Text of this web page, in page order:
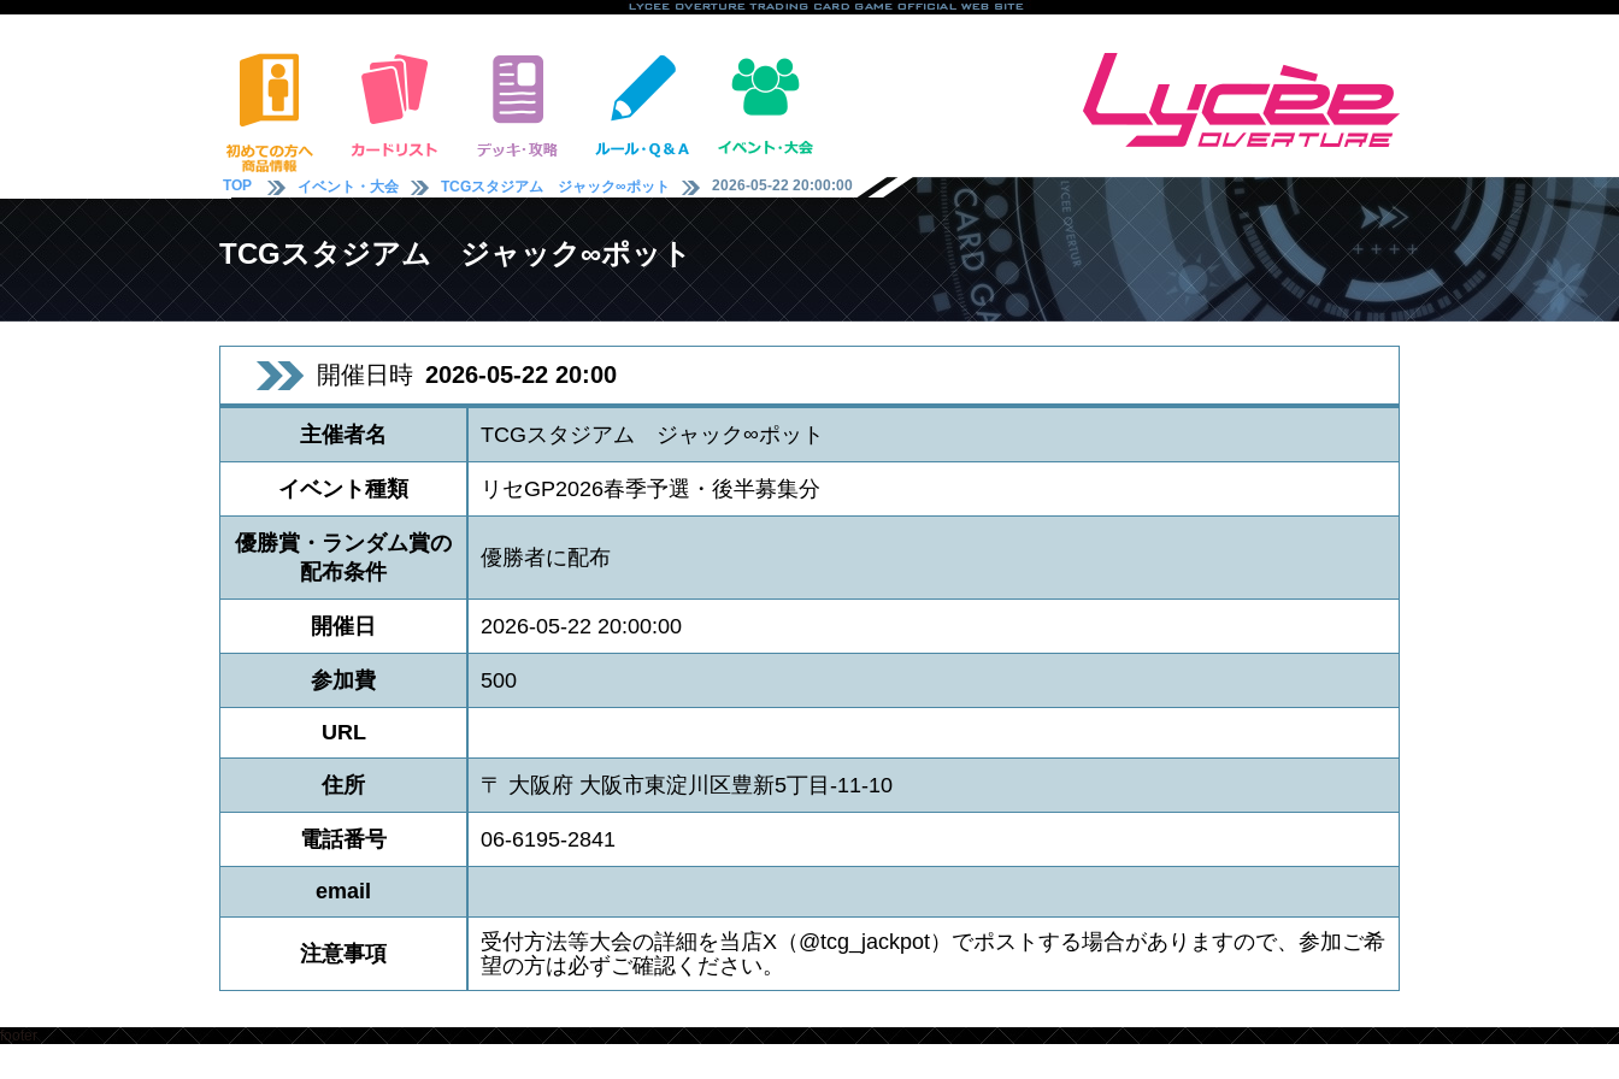
TOP イベント・大会 TCGスタジアム ジャック∞ポット 2026-05-22 20:00:00
TCGスタジアム ジャック∞ポット
開催日時 2026-05-22 20:00
主催者名 TCGスタジアム ジャック∞ポット
イベント種類 リセGP2026春季予選・後半募集分
優勝賞・ランダム賞の
配布条件
優勝者に配布
開催日 2026-05-22 20:00:00
参加費 500
URL
住所 〒 大阪府 大阪市東淀川区豊新5丁目-11-10
電話番号 06-6195-2841
email
注意事項
受付方法等大会の詳細を当店X（@tcg_jackpot）でポストする場合がありますので、参加ご希
望の方は必ずご確認ください。
footer